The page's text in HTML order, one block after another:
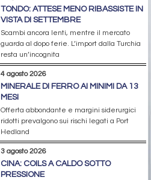
TONDO: ATTESE MENO RIBASSISTE IN
VISTA DI SETTEMBRE
Scambi ancora lenti, mentre il mercato
guarda al dopo ferie. L’import dalla Turchia
resta un’incognita
4 agosto 2026
MINERALE DI FERRO AI MINIMI DA 13
MESI
Offerta abbondante e margini siderurgici
ridotti prevalgono sui rischi legati a Port
Hedland
3 agosto 2026
CINA: COILS A CALDO SOTTO
PRESSIONE